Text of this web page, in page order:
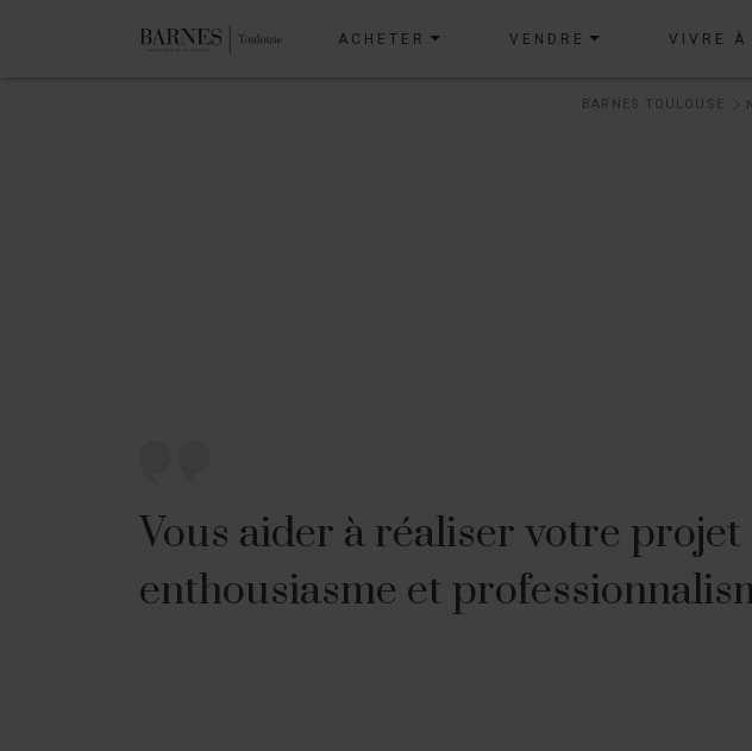
ACHETER VENDRE VIVRE À
BARNES TOULOUSE
Vous aider à réaliser votre projet
enthousiasme et